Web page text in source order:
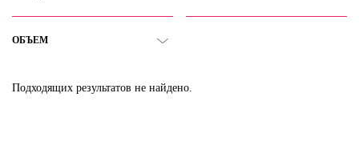
ОБЪЕМ
Подходящих результатов не найдено.